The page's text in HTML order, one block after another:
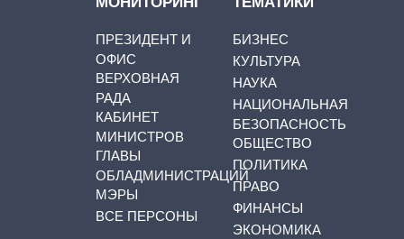
ПРЕЗИДЕНТ И
ОФИС
ВЕРХОВНАЯ
РАДА
КАБИНЕТ
МИНИСТРОВ
ГЛАВЫ
ОБЛАДМИНИСТРАЦИЙ
МЭРЫ
ВСЕ ПЕРСОНЫ
БИЗНЕС
КУЛЬТУРА
НАУКА
НАЦИОНАЛЬНАЯ
БЕЗОПАСНОСТЬ
ОБЩЕСТВО
ПОЛИТИКА
ПРАВО
ФИНАНСЫ
ЭКОНОМИКА